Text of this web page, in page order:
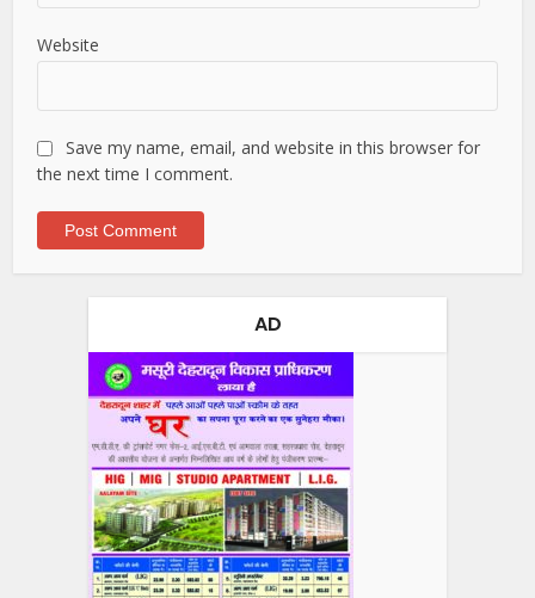
Website
Save my name, email, and website in this browser for
the next time I comment.
AD